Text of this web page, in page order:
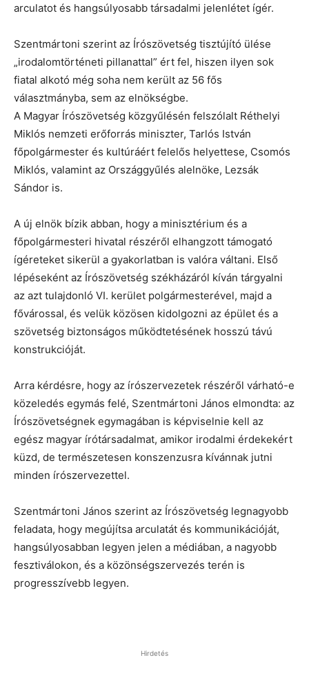
arculatot és hangsúlyosabb társadalmi jelenlétet ígér.
Szentmártoni szerint az Írószövetség tisztújító ülése
„irodalomtörténeti pillanattal” ért fel, hiszen ilyen sok
fiatal alkotó még soha nem került az 56 fős
választmányba, sem az elnökségbe.
A Magyar Írószövetség közgyűlésén felszólalt Réthelyi
Miklós nemzeti erőforrás miniszter, Tarlós István
főpolgármester és kultúráért felelős helyettese, Csomós
Miklós, valamint az Országgyűlés alelnöke, Lezsák
Sándor is.
A új elnök bízik abban, hogy a minisztérium és a
főpolgármesteri hivatal részéről elhangzott támogató
ígéreteket sikerül a gyakorlatban is valóra váltani. Első
lépéseként az Írószövetség székházáról kíván tárgyalni
az azt tulajdonló VI. kerület polgármesterével, majd a
fővárossal, és velük közösen kidolgozni az épület és a
szövetség biztonságos működtetésének hosszú távú
konstrukcióját.
Arra kérdésre, hogy az írószervezetek részéről várható-e
közeledés egymás felé, Szentmártoni János elmondta: az
Írószövetségnek egymagában is képviselnie kell az
egész magyar írótársadalmat, amikor irodalmi érdekekért
küzd, de természetesen konszenzusra kívánnak jutni
minden írószervezettel.
Szentmártoni János szerint az Írószövetség legnagyobb
feladata, hogy megújítsa arculatát és kommunikációját,
hangsúlyosabban legyen jelen a médiában, a nagyobb
fesztiválokon, és a közönségszervezés terén is
progresszívebb legyen.
Hirdetés